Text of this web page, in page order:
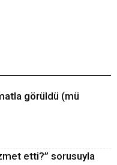
görüldü (mü
etti?” sorusuyla